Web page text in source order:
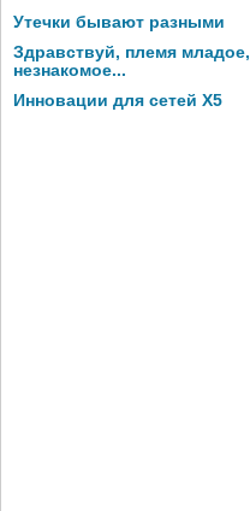
Утечки бывают разными
Здравствуй, племя младое,
незнакомое...
Инновации для сетей X5